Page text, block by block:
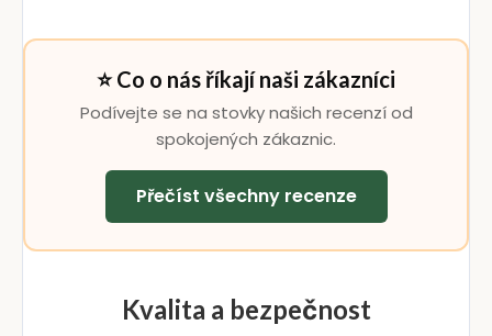
⭐ Co o nás říkají naši zákazníci
Podívejte se na stovky našich recenzí od
spokojených zákaznic.
Přečíst všechny recenze
Kvalita a bezpečnost